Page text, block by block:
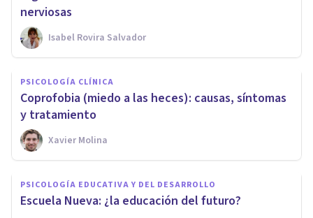
nerviosas
Isabel Rovira Salvador
PSICOLOGÍA CLÍNICA
Coprofobia (miedo a las heces): causas, síntomas
y tratamiento
Xavier Molina
PSICOLOGÍA EDUCATIVA Y DEL DESARROLLO
Escuela Nueva: ¿la educación del futuro?